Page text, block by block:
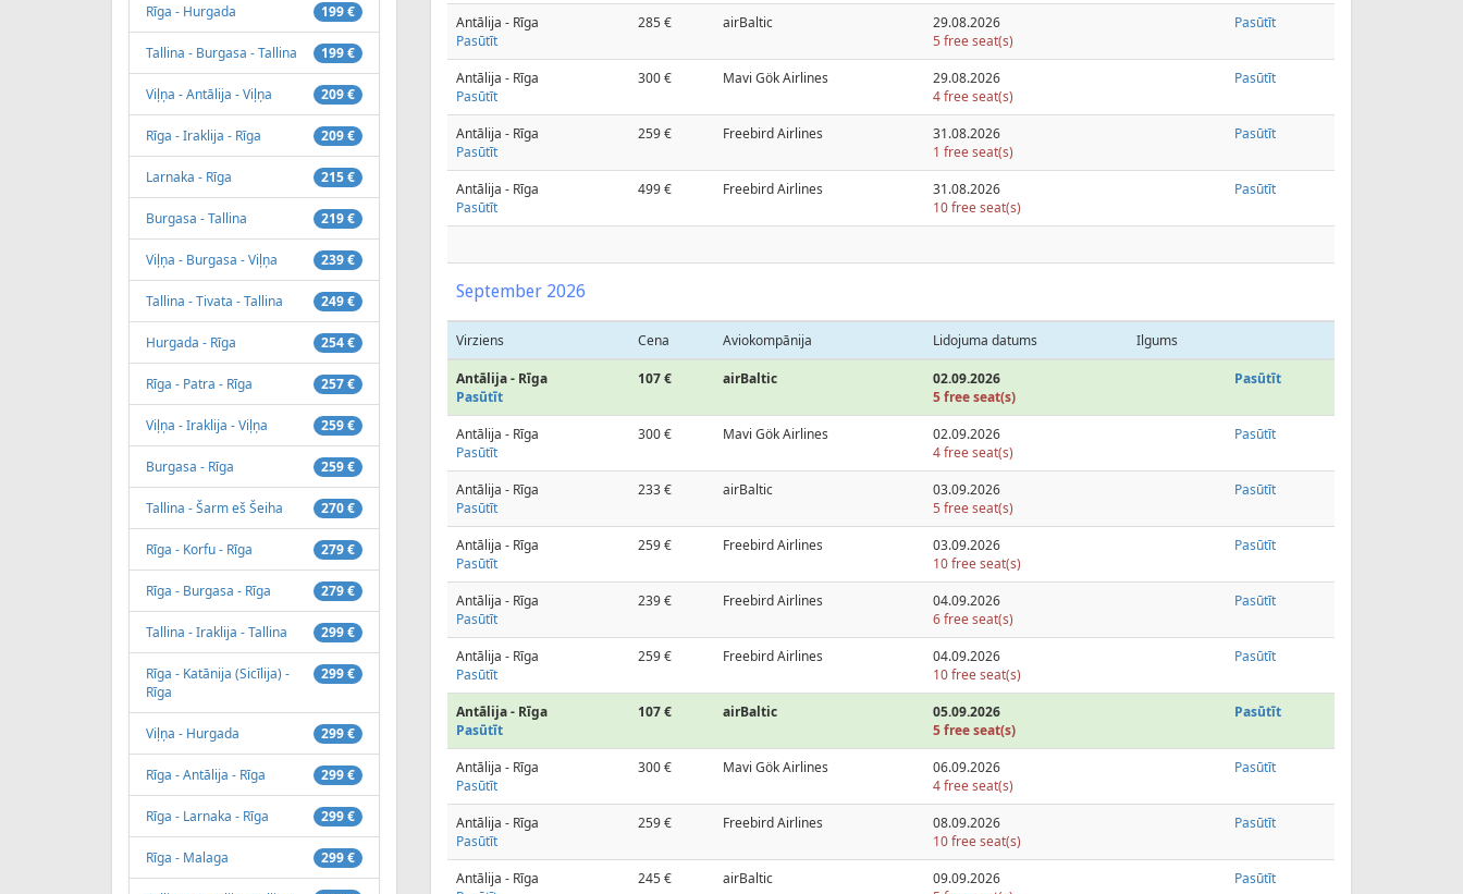
199 €
Rīga - Hurgada
199 €
Tallina - Burgasa - Tallina
209 €
Viļņa - Antālija - Viļņa
209 €
Rīga - Iraklija - Rīga
215 €
Larnaka - Rīga
219 €
Burgasa - Tallina
239 €
Viļņa - Burgasa - Viļņa
249 €
Tallina - Tivata - Tallina
254 €
Hurgada - Rīga
257 €
Rīga - Patra - Rīga
259 €
Viļņa - Iraklija - Viļņa
259 €
Burgasa - Rīga
270 €
Tallina - Šarm eš Šeiha
279 €
Rīga - Korfu - Rīga
279 €
Rīga - Burgasa - Rīga
299 €
Tallina - Iraklija - Tallina
299 €
Rīga - Katānija (Sicīlija) -
Rīga
299 €
Viļņa - Hurgada
299 €
Rīga - Antālija - Rīga
299 €
Rīga - Larnaka - Rīga
299 €
Rīga - Malaga
Antālija - Rīga
Pasūtīt
285 € airBaltic
29.08.2026
5 free seat(s)
Pasūtīt
Antālija - Rīga
Pasūtīt
300 € Mavi Gök Airlines
29.08.2026
4 free seat(s)
Pasūtīt
Antālija - Rīga
Pasūtīt
259 € Freebird Airlines
31.08.2026
1 free seat(s)
Pasūtīt
Antālija - Rīga
Pasūtīt
499 € Freebird Airlines
31.08.2026
10 free seat(s)
Pasūtīt
September 2026
Virziens Cena Aviokompānija Lidojuma datums Ilgums
Antālija - Rīga
Pasūtīt
107 € airBaltic
02.09.2026
5 free seat(s)
Pasūtīt
Antālija - Rīga
Pasūtīt
300 € Mavi Gök Airlines
02.09.2026
4 free seat(s)
Pasūtīt
Antālija - Rīga
Pasūtīt
233 € airBaltic
03.09.2026
5 free seat(s)
Pasūtīt
Antālija - Rīga
Pasūtīt
259 € Freebird Airlines
03.09.2026
10 free seat(s)
Pasūtīt
Antālija - Rīga
Pasūtīt
239 € Freebird Airlines
04.09.2026
6 free seat(s)
Pasūtīt
Antālija - Rīga
Pasūtīt
259 € Freebird Airlines
04.09.2026
10 free seat(s)
Pasūtīt
Antālija - Rīga
Pasūtīt
107 € airBaltic
05.09.2026
5 free seat(s)
Pasūtīt
Antālija - Rīga
Pasūtīt
300 € Mavi Gök Airlines
06.09.2026
4 free seat(s)
Pasūtīt
Antālija - Rīga
Pasūtīt
259 € Freebird Airlines
08.09.2026
10 free seat(s)
Pasūtīt
Antālija - Rīga
245 € airBaltic
09.09.2026
Pasūtīt